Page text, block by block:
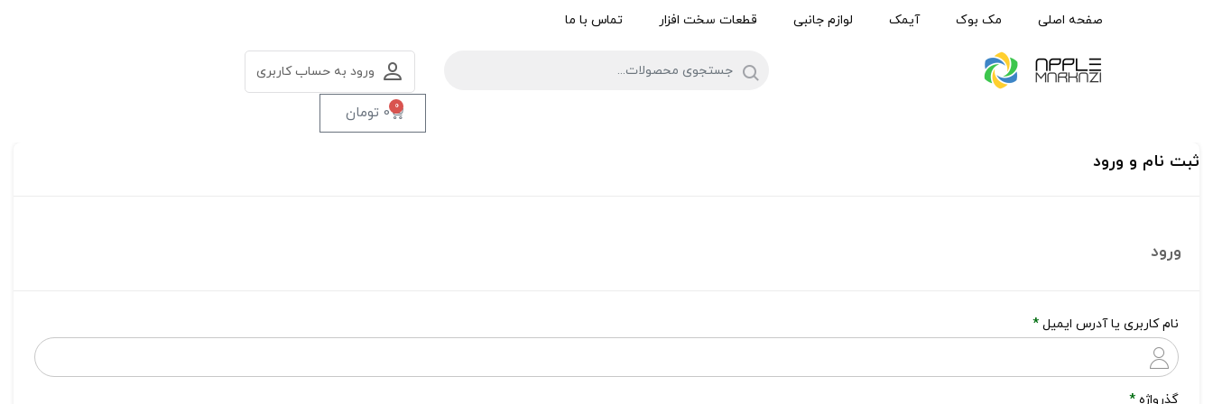
صفحه اصلی مک بوک آیمک لوازم جانبی قطعات سخت افزار تماس با ما
ورود به حساب کاربری
0 تومان 0
ثبت نام و ورود
ورود
نام کاربری یا آدرس ایمیل *
گذرواژه *